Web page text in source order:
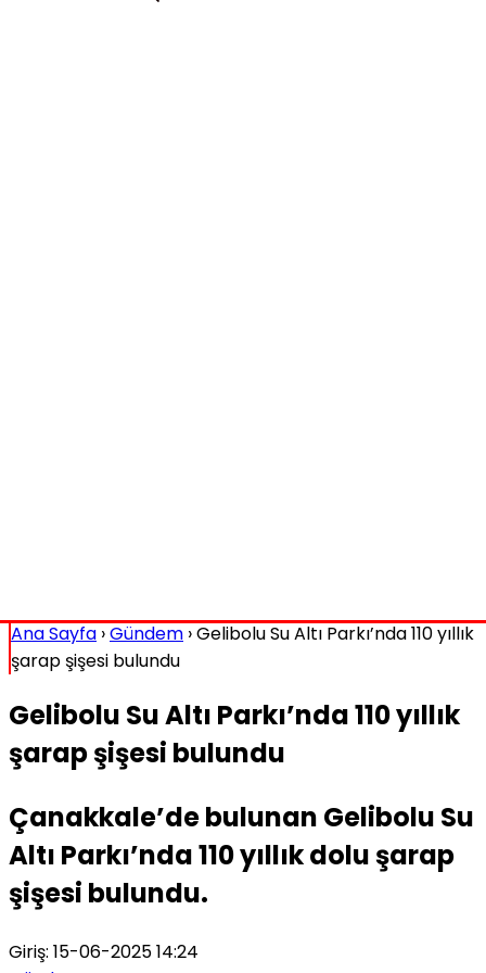
Ana Sayfa ›Gündem ›Gelibolu Su Altı Parkı’nda 110 yıllık
şarap şişesi bulundu
Gelibolu Su Altı Parkı’nda 110 yıllık
şarap şişesi bulundu
Çanakkale’de bulunan Gelibolu Su
Altı Parkı’nda 110 yıllık dolu şarap
şişesi bulundu.
Giriş: 15-06-2025 14:24